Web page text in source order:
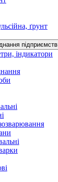
ґрунт
підприємств
індикатори